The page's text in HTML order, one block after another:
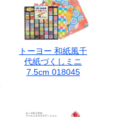
入
トーヨー 和紙風千
代紙づくしミニ
7.5cm 018045